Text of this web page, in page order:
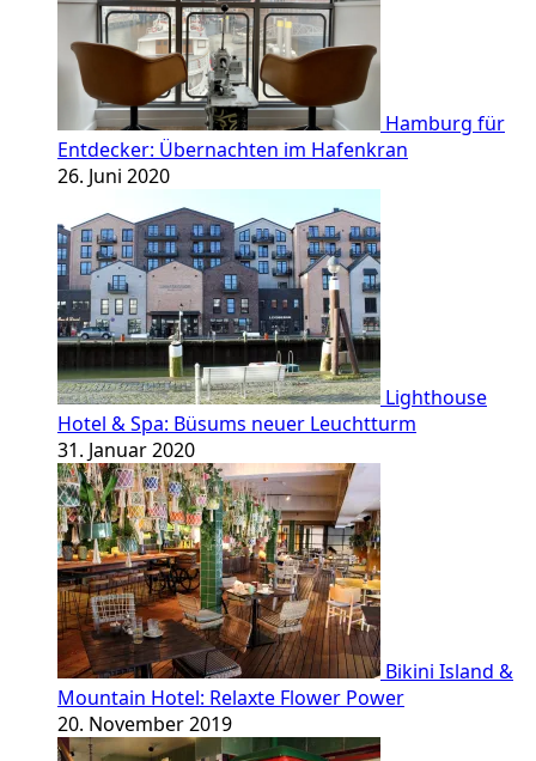
Hamburg für
Entdecker: Übernachten im Hafenkran
26. Juni 2020
Lighthouse
Hotel & Spa: Büsums neuer Leuchtturm
31. Januar 2020
Bikini Island &
Mountain Hotel: Relaxte Flower Power
20. November 2019